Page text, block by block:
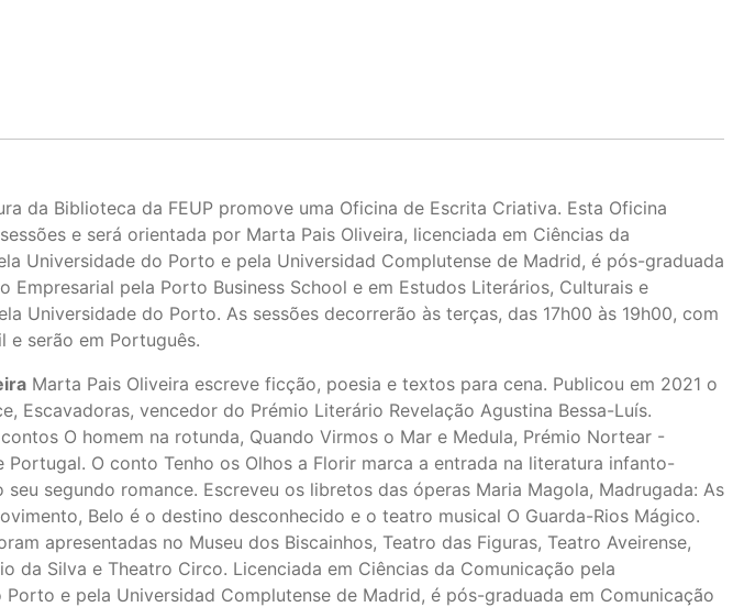
da Biblioteca da FEUP promove uma Oficina de Escrita Criativa. Esta Oficina
e será orientada por Marta Pais Oliveira, licenciada em Ciências da
Universidade do Porto e pela Universidad Complutense de Madrid, é pós-graduada
Empresarial pela Porto Business School e em Estudos Literários, Culturais e
Universidade do Porto. As sessões decorrerão às terças, das 17h00 às 19h00, com
e serão em Português.
Marta Pais Oliveira escreve ficção, poesia e textos para cena. Publicou em 2021 o
Escavadoras, vencedor do Prémio Literário Revelação Agustina Bessa-Luís.
O homem na rotunda, Quando Virmos o Mar e Medula, Prémio Nortear -
Portugal. O conto Tenho os Olhos a Florir marca a entrada na literatura infanto-
seu segundo romance. Escreveu os libretos das óperas Maria Magola, Madrugada: As
Belo é o destino desconhecido e o teatro musical O Guarda-Rios Mágico.
apresentadas no Museu dos Biscainhos, Teatro das Figuras, Teatro Aveirense,
da Silva e Theatro Circo. Licenciada em Ciências da Comunicação pela
Porto e pela Universidad Complutense de Madrid, é pós-graduada em Comunicação